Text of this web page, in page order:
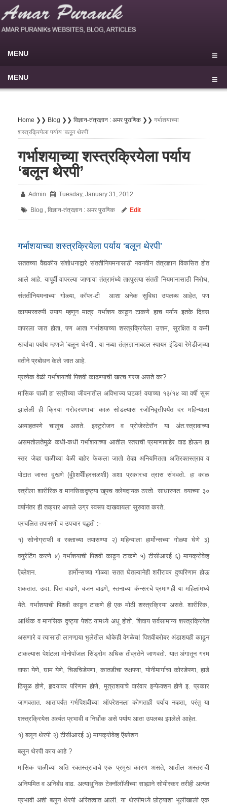
MENU
Home
My Sites
About
Privacy Policy
Disclaimer
Terms of use
MENU
राष्ट्रीय
आंतरराष्ट्रीय
परराष्ट्र
राजकीय
सामाजिक
सांस्कृतिक
शैक्षणिक
विज्ञान
इतर
Home ❯❯ Blog ❯❯ विज्ञान-तंत्रज्ञान : अमर पुराणिक ❯❯ गर्भाशयाच्या
शस्त्रक्रियेला पर्याय ‘बलून थेरपी’
गर्भाशयाच्या शस्त्रक्रियेला पर्याय
‘बलून थेरपी’
Admin Tuesday, January 31, 2012
Blog विज्ञान-तंत्रज्ञान : अमर पुराणिक Edit
गर्भाशयाच्या शस्त्रक्रियेला पर्याय ‘बलून थेरपी’
सततच्या वैद्यकीय संशोधनाद्वारे संततीनियमनासाठी नवनवीन तंत्रज्ञान विकसित होत
आले आहे. यापूर्वी वापरल्या जाणार्‍या तंत्रामंध्ये तात्पुरत्या संतती नियमानासाठी निरोध,
संततीनियमनाच्या गोळ्या, कॉपर-टी आशा अनेक सुविधा उपलब्ध आहेत, पण
कायमस्वरुपी उपाय म्हणून मात्र गर्भाशय काढून टाकणे हाच पर्याय इतके दिवस
वापरला जात होता, पण आता गर्भाशयाच्या शस्त्रक्रियेला उत्तम, सुरक्षित व कमी
खर्चाचा पर्याय म्हणजे ‘बलून थेरपी’. या नव्या तंत्रज्ञानाबद्दल स्पायर इंडिया रेमेडीज्‌च्या
वतीने प्रबोधन केले जात आहे.
प्रत्येक वेळी गर्भाशयाची पिशवी काढण्याची खरच गरज असते का?
मासिक पाळी हा स्त्रीच्या जीवनातील अविभाज्य घटक! वयाच्या १३/१४ व्या वर्षी सुरू
झालेली ही क्रिया गरोदरपणाचा काळ सोडल्यास रजोनिवृत्तीपर्यंत दर महिन्याला
अव्याहतपणे चालूच असते. इस्ट्र्रोजन व प्रोजेस्टेरॉन या अंत:स्त्रावाच्या
असमतोलतेमुळे कधी-कधी गर्भाशयाच्या आतील स्तराची प्रमाणाबाहेर वाढ होऊन हा
स्तर जेव्हा पाळीच्या वेळी बाहेर फेकला जातो तेव्हा अनियमितता अतिरक्तस्त्राव व
पोटात जास्त दुखणे (वूीाशपेीीहरसळशी) अशा प्रकारचा त्रास संभवतो. हा काळ
स्त्रीला शारीरिक व मानसिकदृष्ट्या खूपच क्लेषदायक ठरतो. साधारणत: वयाच्या ३०
वर्षांनंतर ही तक्रार आपले उग्र स्वरूप दाखवायला सुरुवात करते.
प्रचलित तपासणी व उपचार पद्धती :-
१) सोनोग्राफी व रक्ताच्या तपासण्या २) महिन्याला हार्मोन्सच्या गोळ्या घेणे ३)
क्युरेटिंग करणे ४) गर्भाशयाची पिशवी काढून टाकणे ५) टीसीआरई ६) मायक्रोवेव्ह
ऍब्लेशन. हार्मोन्सच्या गोळ्या सतत घेतल्यानेही शरीरावर दुष्परिणाम होऊ
शकतात. उदा. पित्त वाढणे, वजन वाढणे, स्तनाच्या कॅन्सरचे प्रमाणही या महिलांमध्ये
येते. गर्भाशयाची पिशवी काढून टाकणे ही एक मोठी शस्त्रक्रिया असते. शारीरिक,
आर्थिक व मानसिक दृष्ट्या पेशंट यामध्ये अधू होतो. शिवाय सर्वसामान्य शस्त्रक्रियेत
असणारे व त्यासाठी लागणार्‍या भुलेतील धोकेही वेगळेच! पिशवीबरोबर अंडाशयही काढून
टाकल्यास पेशंटला मोनोपॉजल सिंड्रोम अधिक तीव्रतेने जाणवतो. यात अंगातून गरम
वाफा येणे, घाम येणे, चिडचिडेपणा, कातडीचा रुक्षपणा, योनीमार्गाचा कोरडेपणा, हाडे
ठिसूळ होणे, हृदयावर परिणाम होणे, मूत्राशयाचे वारंवार इन्फेक्शन होणे इ. प्रकार
जाणवतात. आतापर्यंत गर्भपिशवीच्या ऑपरेशनला कोणताही पर्याय नव्हता, परंतु या
शस्त्रक्रियेस अत्यंत प्रभावी व निर्धोक असे पर्याय आता उपलब्ध झालेले आहेत.
१) बलून थेरपी २) टीसीआरई ३) मायक्रोवेव्ह ऍब्लेशन
बलून थेरपी काय आहे ?
मासिक पाळीच्या अति रक्तस्त्रावाचे एक प्रमुख कारण असते, आतील अस्तराची
अनियमित व अनिर्बंध वाढ. अत्याधुनिक टेक्नॉलॉजीच्या साह्याने सोयीस्कर तरीही अत्यंत
प्रभावी अशी बलून थेरपी अस्तित्वात आली. या थेरपीमध्ये छोट्याशा भूलीखाली एक